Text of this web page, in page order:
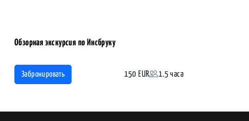
Обзорная экскурсия по Инсбруку
Забронировать 150 EUR 1.5 часа